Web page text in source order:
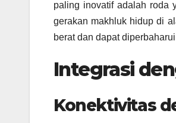
paling inovatif adalah roda
gerakan makhluk hidup di
berat dan dapat
Integrasi
Konektivitas